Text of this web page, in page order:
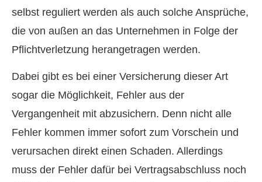
selbst reguliert werden als auch solche Ansprüche,
die von außen an das Unternehmen in Folge der
Pflichtverletzung herangetragen werden.
Dabei gibt es bei einer Versicherung dieser Art
sogar die Möglichkeit, Fehler aus der
Vergangenheit mit abzusichern. Denn nicht alle
Fehler kommen immer sofort zum Vorschein und
verursachen direkt einen Schaden. Allerdings
muss der Fehler dafür bei Vertragsabschluss noch